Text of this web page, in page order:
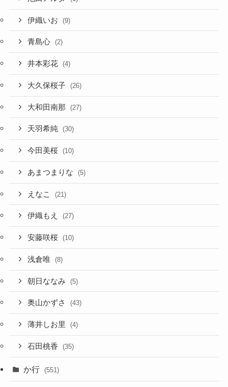
伊織いお (9)
青島心 (2)
井本彩花 (4)
大久保桜子 (26)
大和田南那 (27)
天羽希純 (30)
今田美桜 (10)
あまつまりな (5)
えなこ (21)
伊織もえ (27)
安藤咲桜 (10)
浅倉唯 (8)
朝日ななみ (5)
奥山かずさ (43)
薄井しお里 (4)
石田桃香 (35)
か行 (551)